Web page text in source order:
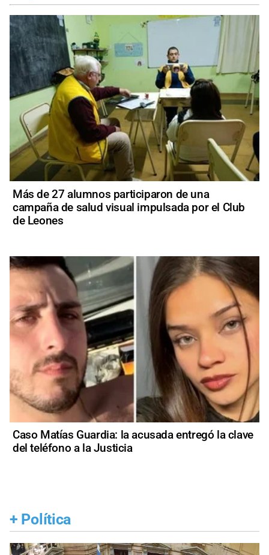
Más de 27 alumnos participaron de una
campaña de salud visual impulsada por el Club
de Leones
Caso Matías Guardia: la acusada entregó la clave
del teléfono a la Justicia
+ Política